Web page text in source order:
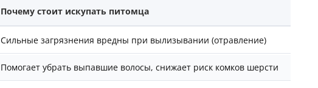
Почему стоит искупать питомца
Сильные загрязнения вредны при вылизывании (отравление)
Помогает убрать выпавшие волосы, снижает риск комков шерсти